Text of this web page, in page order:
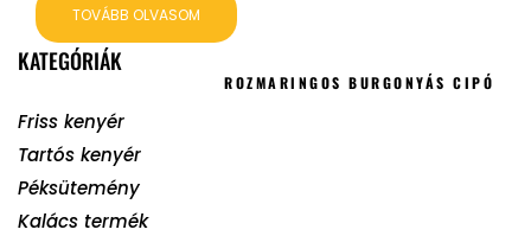
TOVÁBB OLVASOM
KATEGÓRIÁK
Friss kenyér
Tartós kenyér
Péksütemény
Kalács termék
ROZMARINGOS BURGONYÁS CIPÓ